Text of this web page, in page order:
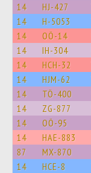
14 HJ-427
14 H-5053
14 OÖ-14
14 IH-304
14 HCH-32
14 HJM-62
14 TÖ-400
14 ZG-877
14 OÖ-95
14 HAE-883
87 MX-870
14 HCE-8